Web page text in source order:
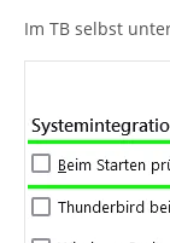
Im TB selbst